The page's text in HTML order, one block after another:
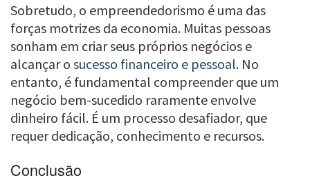
Sobretudo, o empreendedorismo é uma das
forças motrizes da economia. Muitas pessoas
sonham em criar seus próprios negócios e
alcançar o sucesso financeiro e pessoal. No
entanto, é fundamental compreender que um
negócio bem-sucedido raramente envolve
dinheiro fácil. É um processo desafiador, que
requer dedicação, conhecimento e recursos.
Conclusão